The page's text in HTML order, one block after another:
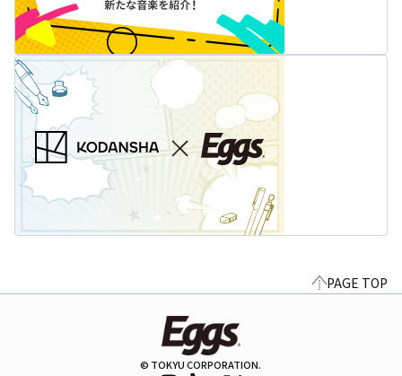
PAGE TOP
© TOKYU CORPORATION.